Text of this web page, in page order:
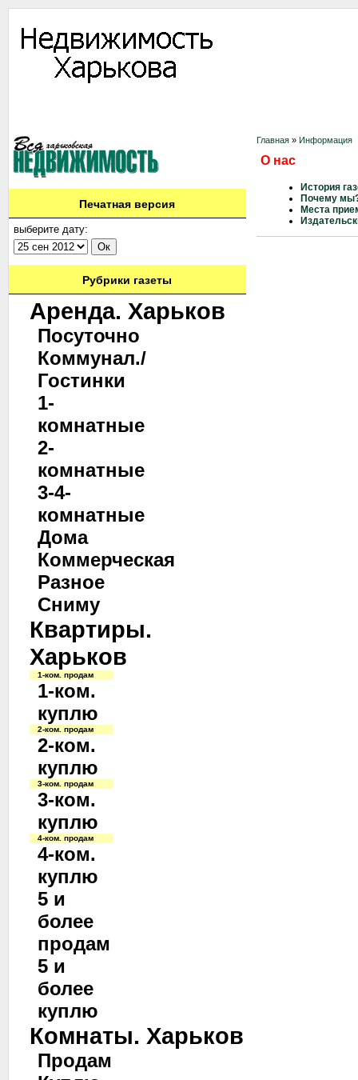
Печатная версия
выберите дату:
Рубрики газеты
Аренда. Харьков
Посуточно
Коммунал./
Гостинки
1-
комнатные
2-
комнатные
3-4-
комнатные
Дома
Коммерческая
Разное
Сниму
Квартиры.
Харьков
1-ком. продам
1-ком.
куплю
2-ком. продам
2-ком.
куплю
3-ком. продам
3-ком.
куплю
4-ком. продам
4-ком.
куплю
5 и
более
продам
5 и
более
куплю
Комнаты. Харьков
Продам
Главная » Информация
О нас
История
Почему
Места